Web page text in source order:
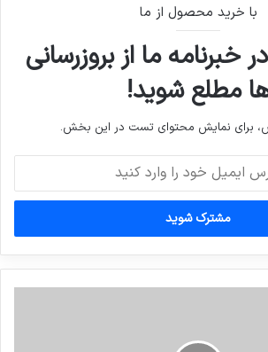
با خرید محصول از ما
خبرنامه ما از بروزرسانی
مطلع شوید!
برای نمایش محتوای تست در این بخش.